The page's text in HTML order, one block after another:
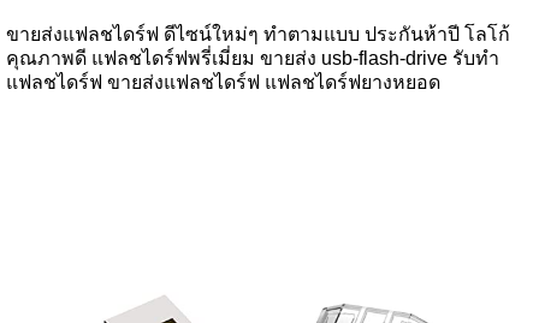
ขายส่งแฟลชไดร์ฟ ดีไซน์ใหม่ๆ ทำตามแบบ ประกันห้าปี โลโก้
คุณภาพดี แฟลชไดร์ฟพรี่เมี่ยม ขายส่ง usb-flash-drive รับทำ
แฟลชไดร์ฟ ขายส่งแฟลชไดร์ฟ แฟลชไดร์ฟยางหยอด